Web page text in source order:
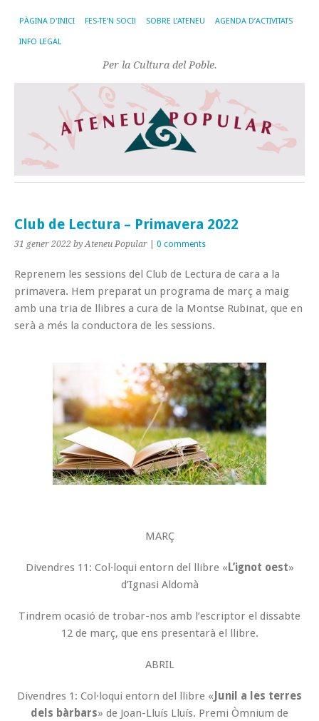
PÀGINA D'INICI FES-TE’N SOCI! SOBRE L’ATENEU AGENDA D’ACTIVITATS
INFO LEGAL
Per la Cultura del Poble.
Club de Lectura – Primavera 2022
31 gener 2022 by Ateneu Popular 0 comments
Reprenem les sessions del Club de Lectura de cara a la
primavera. Hem preparat un programa de març a maig
amb una tria de llibres a cura de la Montse Rubinat, que en
serà a més la conductora de les sessions.
MARÇ
Divendres 11: Col·loqui entorn del llibre « L’ignot oest»
d’Ignasi Aldomà
Tindrem ocasió de trobar-nos amb l’escriptor el dissabte
12 de març, que ens presentarà el llibre.
ABRIL
Divendres 1: Col·loqui entorn del llibre « Junil a les terres
dels bàrbars» de Joan-Lluís Lluís. Premi Òmnium de